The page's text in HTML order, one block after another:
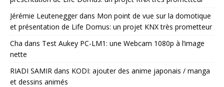
Jérémie Leuteneggerdans Mon point de vue sur la domotique
et présentation de Life Domus: un projet KNX très prometteur
Cha dans Test Aukey PC-LM1: une Webcam 1080p à l’image
nette
RIADI SAMIR dans KODI: ajouter des anime japonais / manga
et dessins animés